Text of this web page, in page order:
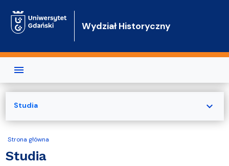
Wydział Historyczny
Strona główna
Studia
Studia expand_more